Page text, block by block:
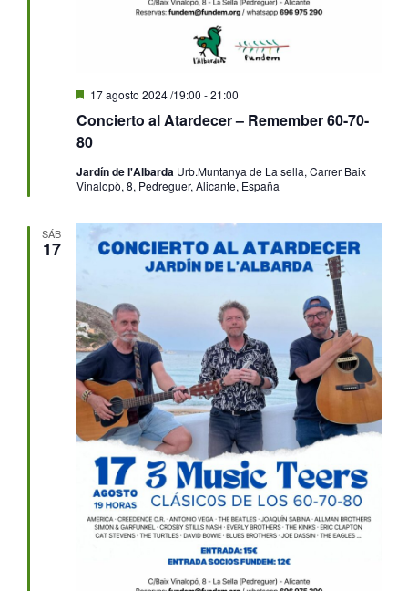
Concierto al Atardecer – Remember 60-70-
80
Destacado
17 agosto 2024 /19:00 -21:00
Jardín de l'Albarda Urb.Muntanya de La sella, Carrer Baix
Vinalopò, 8, Pedreguer, Alicante, España
SÁB
17